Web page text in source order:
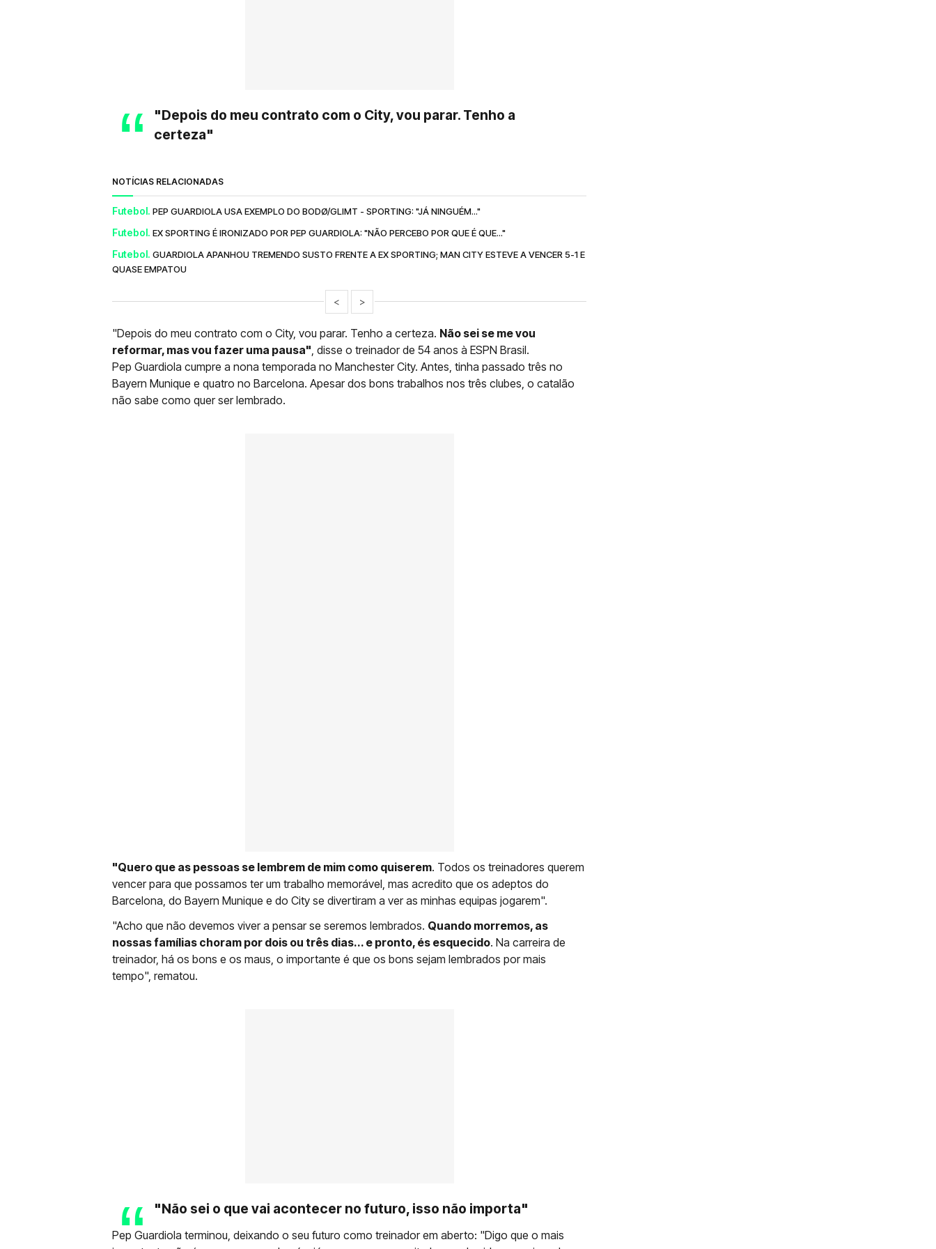
"Depois do meu contrato com o City, vou parar. Tenho a
certeza"
NOTÍCIAS RELACIONADAS
Futebol. PEP GUARDIOLA USA EXEMPLO DO BODØ/GLIMT - SPORTING: "JÁ NINGUÉM..."
Futebol. EX SPORTING É IRONIZADO POR PEP GUARDIOLA: "NÃO PERCEBO POR QUE É QUE..."
Futebol. GUARDIOLA APANHOU TREMENDO SUSTO FRENTE A EX SPORTING; MAN CITY ESTEVE A VENCER 5-1 E
QUASE EMPATOU
< >
"Depois do meu contrato com o City, vou parar. Tenho a certeza. Não sei se me vou
reformar, mas vou fazer uma pausa" , disse o treinador de 54 anos à ESPN Brasil.
Pep Guardiola cumpre a nona temporada no Manchester City. Antes, tinha passado três no
Bayern Munique e quatro no Barcelona. Apesar dos bons trabalhos nos três clubes, o catalão
não sabe como quer ser lembrado.
"Quero que as pessoas se lembrem de mim como quiserem. Todos os treinadores querem
vencer para que possamos ter um trabalho memorável, mas acredito que os adeptos do
Barcelona, ​​do Bayern Munique e do City se divertiram a ver as minhas equipas jogarem".
"Acho que não devemos viver a pensar se seremos lembrados. Quando morremos, as
nossas famílias choram por dois ou três dias... e pronto, és esquecido. Na carreira de
treinador, há os bons e os maus, o importante é que os bons sejam lembrados por mais
tempo", rematou.
"Não sei o que vai acontecer no futuro, isso não importa"
Pep Guardiola terminou, deixando o seu futuro como treinador em aberto: "Digo que o mais